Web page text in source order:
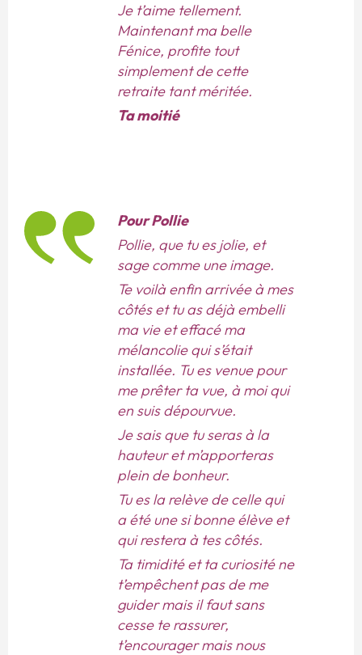
Je t’aime tellement.
Maintenant ma belle
Fénice, profite tout
simplement de cette
retraite tant méritée.
Ta moitié
Pour Pollie
Pollie, que tu es jolie, et
sage comme une image.
Te voilà enfin arrivée à mes
côtés et tu as déjà embelli
ma vie et effacé ma
mélancolie qui s’était
installée. Tu es venue pour
me prêter ta vue, à moi qui
en suis dépourvue.
Je sais que tu seras à la
hauteur et m’apporteras
plein de bonheur.
Tu es la relève de celle qui
a été une si bonne élève et
qui restera à tes côtés.
Ta timidité et ta curiosité ne
t’empêchent pas de me
guider mais il faut sans
cesse te rassurer,
t’encourager mais nous